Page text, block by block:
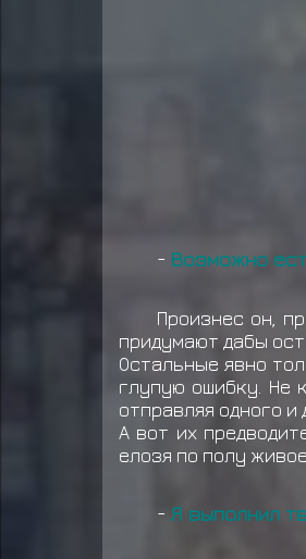
- Возможно
Произнес он,
придумают дабы
Остальные явно
глупую ошибку. Не
отправляя одного
А вот их
елозя по полу
- Я выполнил